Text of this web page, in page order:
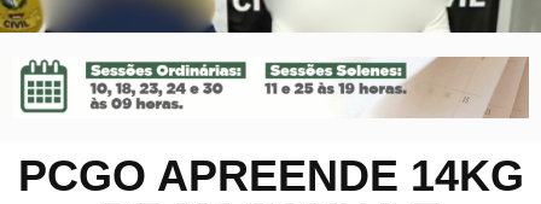
PCGO APREENDE 14KG